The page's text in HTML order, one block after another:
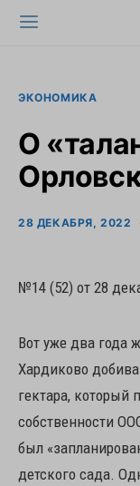
ЭКОНОМИКА
О
28 ДЕКАБРЯ, 2022
№14 (52) от 28
Вот уже два года
Хардиково
гектара, который
собственности
был
детского сада.